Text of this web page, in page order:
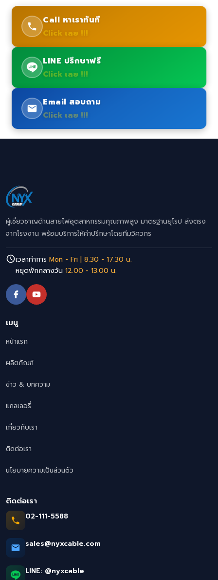
Call หาเราทันที
Click เลย !!!
LINE ปรึกษาฟรี
Click เลย !!!
Email สอบถาม
Click เลย !!!
ผู้เชี่ยวชาญด้านสายไฟอุตสาหกรรมคุณภาพสูง มาตรฐานยุโรป ส่งตรง
จากโรงงาน พร้อมบริการให้คำปรึกษาโดยทีมวิศวกร
เวลาทำการ Mon - Fri | 8.30 - 17.30 น.
หยุดพักกลางวัน 12.00 - 13.00 น.
เมนู
หน้าแรก
ผลิตภัณฑ์
ข่าว & บทความ
แกลเลอรี่
เกี่ยวกับเรา
ติดต่อเรา
นโยบายความเป็นส่วนตัว
ติดต่อเรา
02-111-5588
sales@nyxcable.com
LINE: @nyxcable